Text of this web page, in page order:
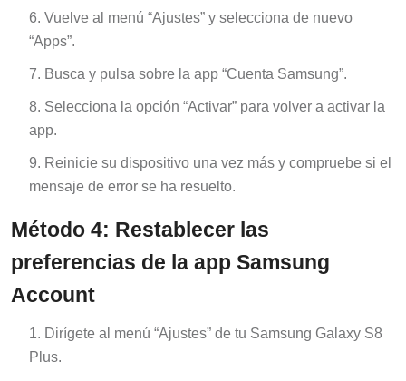
Vuelve al menú “Ajustes” y selecciona de nuevo
“Apps”.
Busca y pulsa sobre la app “Cuenta Samsung”.
Selecciona la opción “Activar” para volver a activar la
app.
Reinicie su dispositivo una vez más y compruebe si el
mensaje de error se ha resuelto.
Método 4: Restablecer las
preferencias de la app Samsung
Account
Dirígete al menú “Ajustes” de tu Samsung Galaxy S8
Plus.